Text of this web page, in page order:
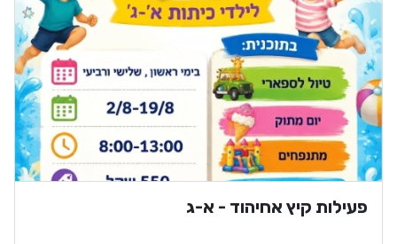
פעילות קיץ אחיהוד - א-ג